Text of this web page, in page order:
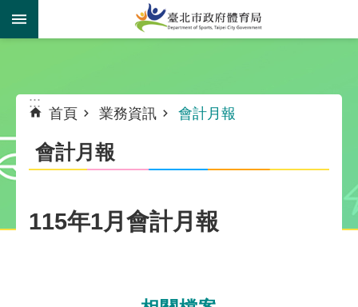
跳到主要內容區塊
:::
首頁 業務資訊 會計月報
會計月報
115年1月會計月報